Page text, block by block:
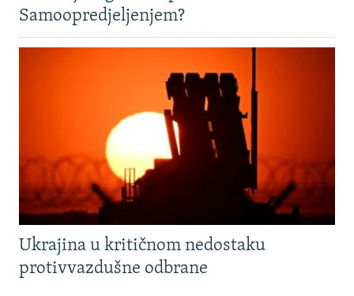
Samoopredjeljenjem?
Ukrajina u kritičnom nedostaku
protivvazdušne odbrane